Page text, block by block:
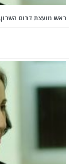
ראש מועצת דרום